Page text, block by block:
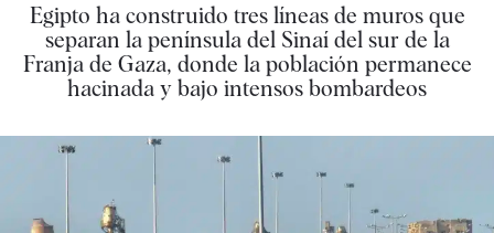
Egipto ha construido tres líneas de muros que
separan la península del Sinaí del sur de la
Franja de Gaza, donde la población permanece
hacinada y bajo intensos bombardeos